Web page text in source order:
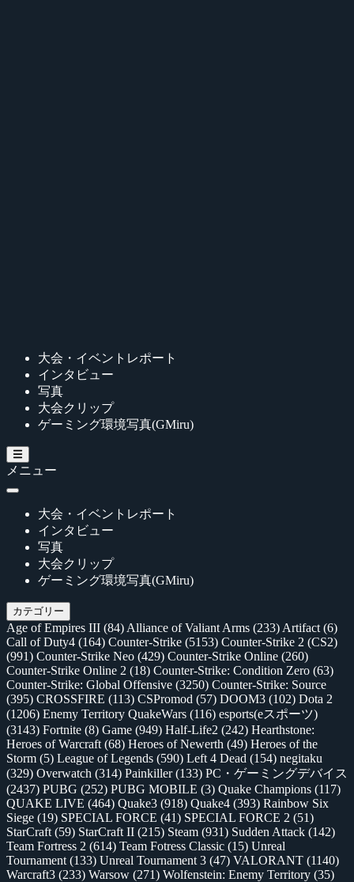
大会・イベントレポート
インタビュー
写真
大会クリップ
ゲーミング環境写真(GMiru)
メニュー
大会・イベントレポート
インタビュー
写真
大会クリップ
ゲーミング環境写真(GMiru)
カテゴリー
Age of Empires III (84) Alliance of Valiant Arms (233) Artifact (6)
Call of Duty4 (164) Counter-Strike (5153) Counter-Strike 2 (CS2)
(991) Counter-Strike Neo (429) Counter-Strike Online (260)
Counter-Strike Online 2 (18) Counter-Strike: Condition Zero (63)
Counter-Strike: Global Offensive (3250) Counter-Strike: Source
(395) CROSSFIRE (113) CSPromod (57) DOOM3 (102) Dota 2
(1206) Enemy Territory QuakeWars (116) esports(eスポーツ)
(3143) Fortnite (8) Game (949) Half-Life2 (242) Hearthstone:
Heroes of Warcraft (68) Heroes of Newerth (49) Heroes of the
Storm (5) League of Legends (590) Left 4 Dead (154) negitaku
(329) Overwatch (314) Painkiller(133) PC・ゲーミングデバイス
(2437) PUBG (252) PUBG MOBILE (3) Quake Champions (117)
QUAKE LIVE (464) Quake3 (918) Quake4 (393) Rainbow Six
Siege (19) SPECIAL FORCE (41) SPECIAL FORCE 2 (51)
StarCraft (59) StarCraft II (215) Steam (931) Sudden Attack (142)
Team Fortress 2 (614) Team Fotress Classic (15) Unreal
Tournament (133) Unreal Tournament 3 (47) VALORANT (1140)
Warcraft3 (233) Warsow (271) Wolfenstein: Enemy Territory (35)